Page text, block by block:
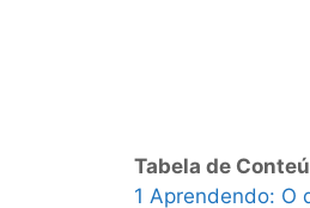
Tabela de
1 Aprendendo: O